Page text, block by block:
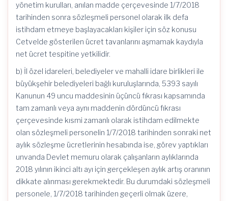
yönetim kurulları, anılan madde çerçevesinde 1/7/2018
tarihinden sonra sözleşmeli personel olarak ilk defa
istihdam etmeye başlayacakları kişiler için söz konusu
Cetvelde gösterilen ücret tavanlarını aşmamak kaydıyla
net ücret tespitine yetkilidir.
b) İl özel idareleri, belediyeler ve mahalli idare birlikleri ile
büyükşehir belediyeleri bağlı kuruluşlarında, 5393 sayılı
Kanunun 49 uncu maddesinin üçüncü fıkrası kapsamında
tam zamanlı veya aynı maddenin dördüncü fıkrası
çerçevesinde kısmi zamanlı olarak istihdam edilmekte
olan sözleşmeli personelin 1/7/2018 tarihinden sonraki net
aylık sözleşme ücretlerinin hesabında ise, görev yaptıkları
unvanda Devlet memuru olarak çalışanların aylıklarında
2018 yılının ikinci altı ayı için gerçekleşen aylık artış oranının
dikkate alınması gerekmektedir. Bu durumdaki sözleşmeli
personele, 1/7/2018 tarihinden geçerli olmak üzere,